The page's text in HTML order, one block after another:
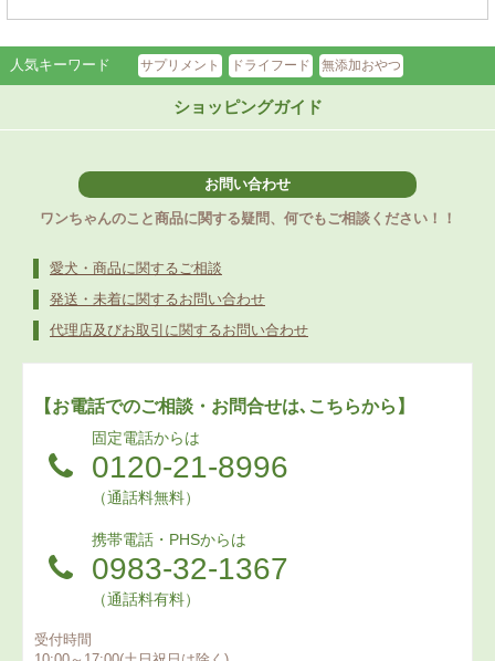
人気キーワード サプリメント ドライフード 無添加おやつ
ショッピングガイド
お問い合わせ
ワンちゃんのこと商品に関する疑問、何でもご相談ください！！
愛犬・商品に関するご相談
発送・未着に関するお問い合わせ
代理店及びお取引に関するお問い合わせ
【お電話でのご相談・お問合せは､こちらから】
固定電話からは
0120-21-8996
（通話料無料）
携帯電話・PHSからは
0983-32-1367
（通話料有料）
受付時間